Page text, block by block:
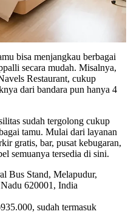
bisa menjangkau berbagai
secara mudah. Misalnya,
Restaurant, cukup
dari bandara pun hanya 4
sudah tergolong cukup
tamu. Mulai dari layanan
gratis, bar, pusat kebugaran,
semuanya tersedia di sini.
Bus Stand, Melapudur,
620001, India
sudah termasuk